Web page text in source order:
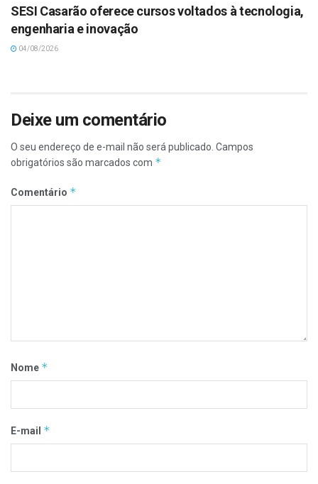
SESI Casarão oferece cursos voltados à tecnologia,
engenharia e inovação
04/08/2026
Deixe um comentário
O seu endereço de e-mail não será publicado. Campos
obrigatórios são marcados com *
Comentário *
Nome *
E-mail *